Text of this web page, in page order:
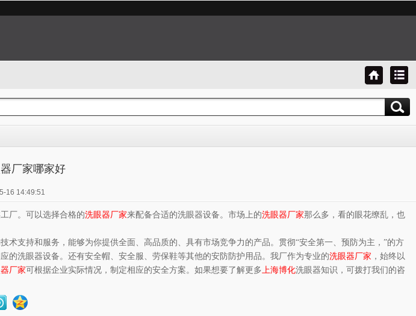
厂家哪家好
16 14:49:51
厂。可以选择合格的洗眼器厂家来配备合适的洗眼器设备。市场上的洗眼器厂家那么多，看的眼花缭乱，也
支持和服务，能够为你提供全面、高品质的、具有市场竞争力的产品。贯彻“安全第一、预防为主，”的方
洗眼器设备。还有安全帽、安全服、劳保鞋等其他的安防防护用品。我厂作为专业的洗眼器厂家 ， 始终以
厂家可根据企业实际情况，制定相应的安全方案。如果想要了解更多上海博化洗眼器知识，可拨打我们的咨